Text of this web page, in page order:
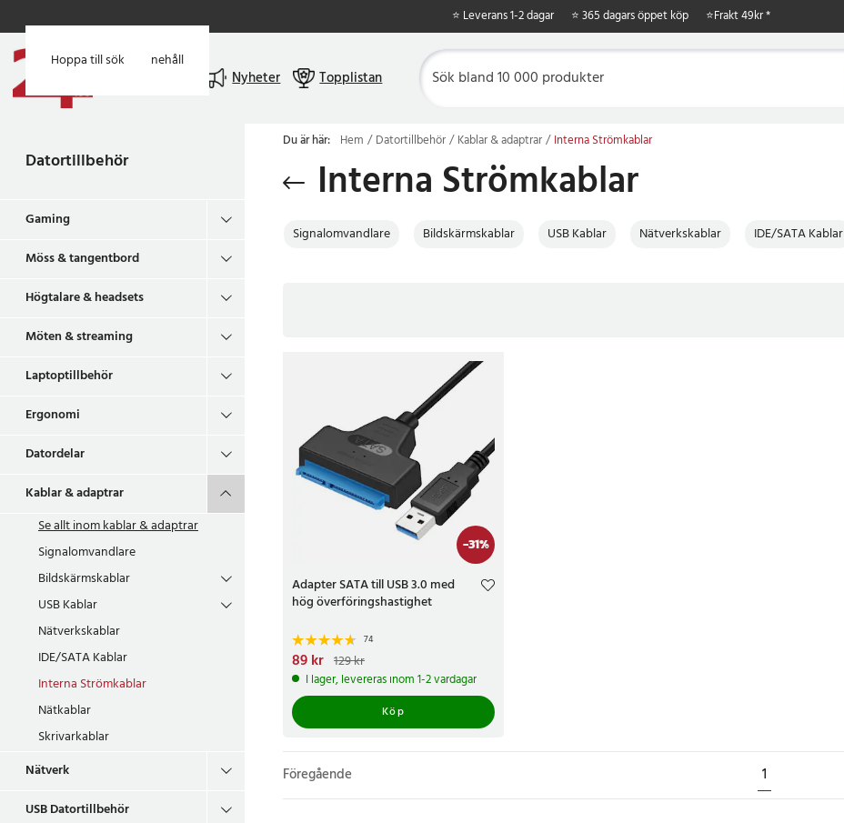
Hoppa till huvudinnehåll
Hoppa till sök
⭐ Leverans 1-2 dagar ⭐ 365 dagars öppet köp ⭐Frakt 49kr *
Nyheter Topplistan
Datortillbehör
Gaming
Möss & tangentbord
Högtalare & headsets
Möten & streaming
Laptoptillbehör
Ergonomi
Datordelar
Kablar & adaptrar
Se allt inomkablar & adaptrar
Signalomvandlare
Bildskärmskablar
USB Kablar
Nätverkskablar
IDE/SATA Kablar
Interna Strömkablar
Nätkablar
Skrivarkablar
Nätverk
USB Datortillbehör
Du är här: Hem Datortillbehör Kablar & adaptrar Interna Strömkablar
Interna Strömkablar
Signalomvandlare Bildskärmskablar USB Kablar Nätverkskablar IDE/SATA Kablar
-31%
Adapter SATA till USB 3.0 med
hög överföringshastighet
74
Nuvarande pris
129 kr
89 kr 129 kr
I lager, levereras inom 1-2 vardagar
Köp
Föregående 1